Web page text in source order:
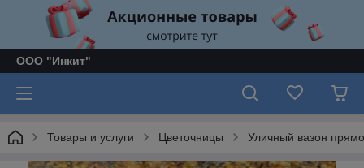
ООО "Инкит"
Товары и услуги Цветочницы Уличный вазон